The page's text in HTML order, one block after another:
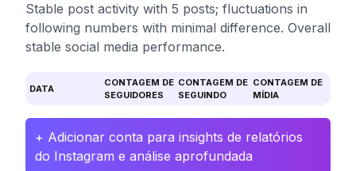
Stable post activity with 5 posts; fluctuations in
following numbers with minimal difference. Overall
stable social media performance.
DATA
CONTAGEM DE
SEGUIDORES
CONTAGEM DE
SEGUINDO
CONTAGEM DE
MÍDIA
+ Adicionar conta para insights de relatórios
do Instagram e análise aprofundada